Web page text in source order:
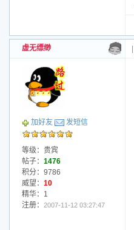
虚无缥缈
加好友 发短信
等级：贵宾
帖子： 1476
积分：9786
威望： 10
精华：1
注册： 2007-11-12 03:27:47